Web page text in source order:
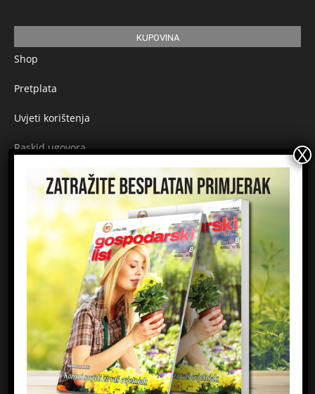
KUPOVINA
Shop
Pretplata
Uvjeti korištenja
Raskid ugovora
Načini plaćanja
Sigurnost plaćanja
Prijavite se na newsletter
Email